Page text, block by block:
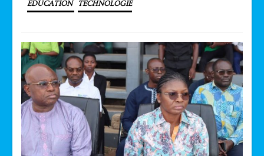
EDUCATION TECHNOLOGIE